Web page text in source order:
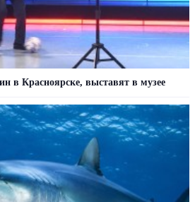
в Красноярске, выставят в музее